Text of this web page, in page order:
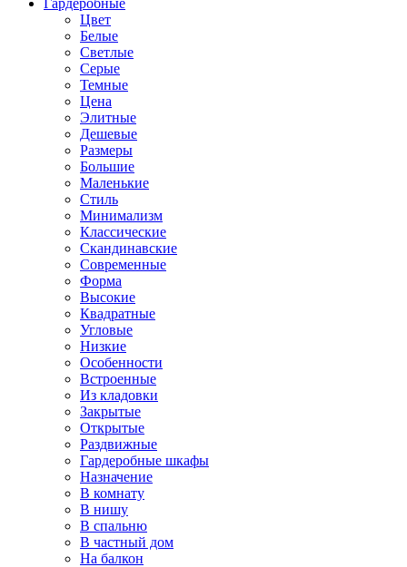
Гардеробные
Цвет
Белые
Светлые
Серые
Темные
Цена
Элитные
Дешевые
Размеры
Большие
Маленькие
Стиль
Минимализм
Классические
Скандинавские
Современные
Форма
Высокие
Квадратные
Угловые
Низкие
Особенности
Встроенные
Из кладовки
Закрытые
Открытые
Раздвижные
Гардеробные шкафы
Назначение
В комнату
В нишу
В спальню
В частный дом
На балкон